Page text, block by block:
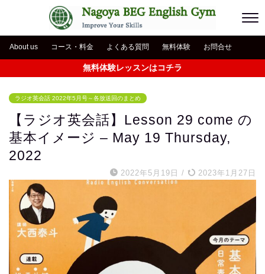
About us コース・料金 よくある質問 無料体験 お問合せ
無料体験レッスンはコチラ
ラジオ英会話 2022年5月号～各放送回のまとめ
【ラジオ英会話】Lesson 29 come の
基本イメージ – May 19 Thursday,
2022
2022年5月19日 / 2023年1月27日